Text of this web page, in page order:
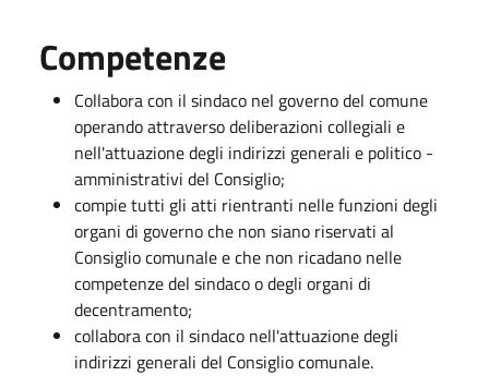
Competenze
Collabora con il sindaco nel governo del comune
operando attraverso deliberazioni collegiali e
nell'attuazione degli indirizzi generali e politico -
amministrativi del Consiglio;
compie tutti gli atti rientranti nelle funzioni degli
organi di governo che non siano riservati al
Consiglio comunale e che non ricadano nelle
competenze del sindaco o degli organi di
decentramento;
collabora con il sindaco nell'attuazione degli
indirizzi generali del Consiglio comunale.